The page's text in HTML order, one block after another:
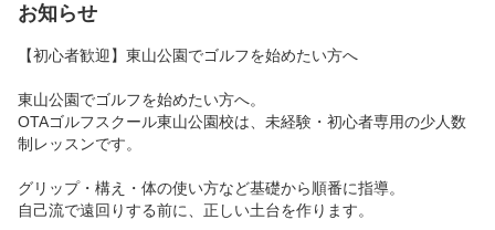
お知らせ
【初心者歓迎】東山公園でゴルフを始めたい方へ
東山公園でゴルフを始めたい方へ。
OTAゴルフスクール東山公園校は、未経験・初心者専用の少人数
制レッスンです。
グリップ・構え・体の使い方など基礎から順番に指導。
自己流で遠回りする前に、正しい土台を作ります。